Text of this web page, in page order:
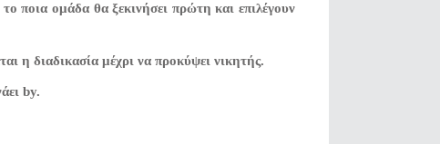
ποια ομάδα θα ξεκινήσει πρώτη και επιλέγουν
η διαδικασία μέχρι να προκύψει νικητής.
by.